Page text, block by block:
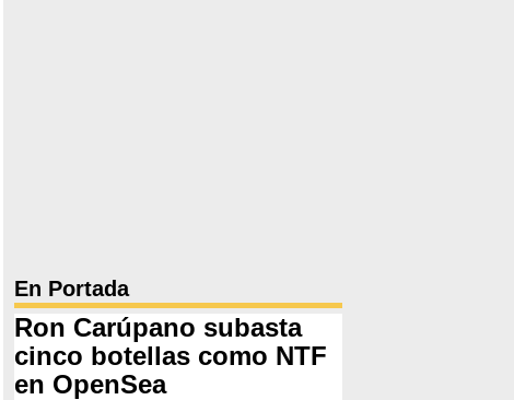
En Portada
Ron Carúpano subasta
cinco botellas como NTF
en OpenSea